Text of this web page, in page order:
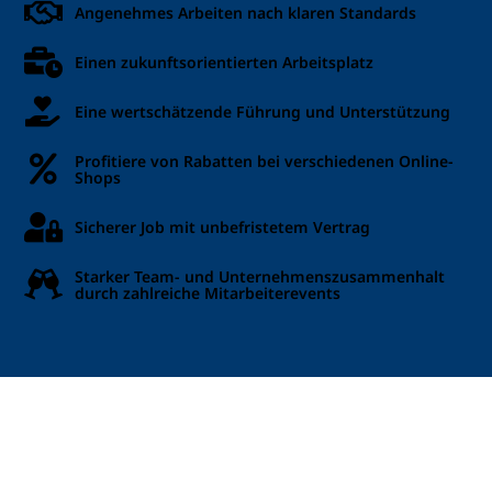
Angenehmes Arbeiten nach klaren Standards
Einen zukunftsorientierten Arbeitsplatz
Eine wertschätzende Führung und Unterstützung
Profitiere von Rabatten bei verschiedenen Online-
Shops
Sicherer Job mit unbefristetem Vertrag
Starker Team- und Unternehmenszusammenhalt
durch zahlreiche Mitarbeiterevents